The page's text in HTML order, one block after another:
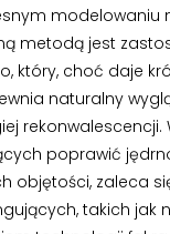
modelowaniu
metodą jest
który, choć daje
naturalny
rekonwalescencji.
poprawić
objętości, zaleca
takich jak